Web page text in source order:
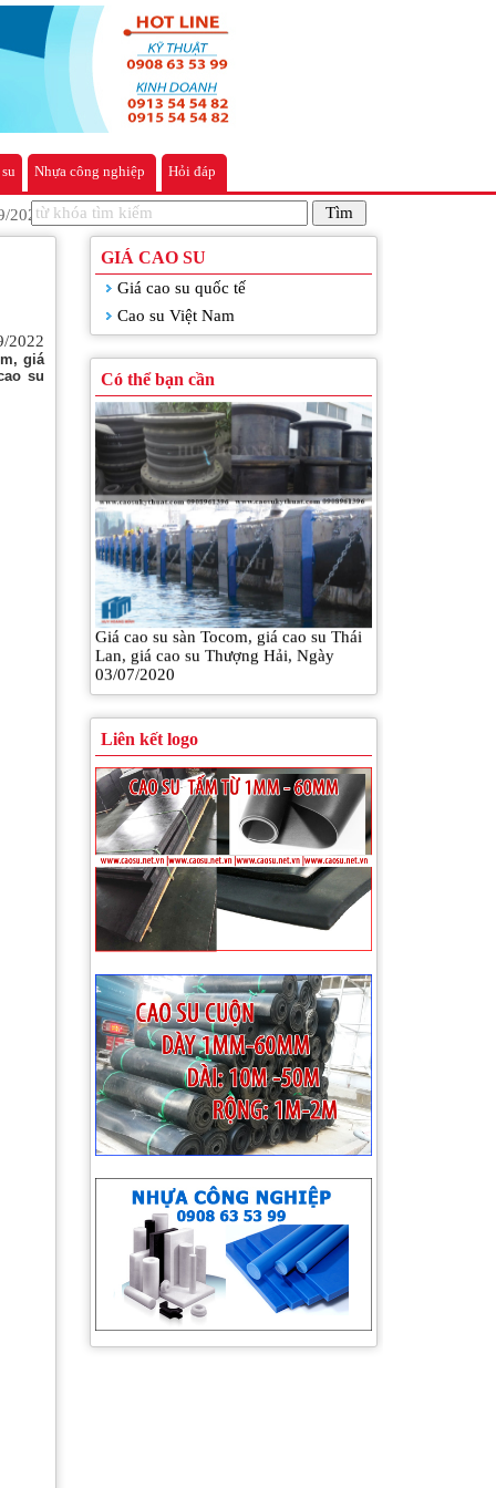
Nhựa công nghiệp Hỏi đáp
2022
2022
giá
su
GIÁ CAO SU
Giá cao su quốc tế
Cao su Việt Nam
Có thể bạn cần
Giá cao su sàn Tocom, giá cao su Thái
Lan, giá cao su Thượng Hải, Ngày
25/06/2020
Giá cao su sàn Tocom, giá cao su Thái
Lan, giá cao su Thượng Hải, Ngày
03/07/2020
Giá cao su sàn Tocom, giá cao su Thái
Lan, giá cao su Thượng Hải, Ngày
30/06/2020
Giá cao su sàn Tocom, giá cao su Thái
Lan, giá cao su Thượng Hải, Ngày
29/06/2020
Giá cao su sàn Tocom, giá cao su Thái
Lan, giá cao su Thượng Hải, Ngày
Liên kết logo